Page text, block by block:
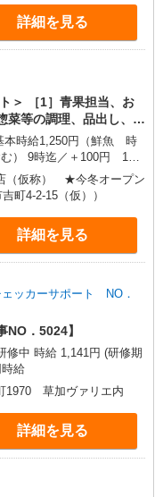
手当／時給100円
★時間帯手当（9:00迄・
100円〜150円UP（店舗
ま市、坂戸市、幸手市、
、草加市、秩父市、鶴ヶ
滑川町、新座市、羽生
、三郷市、皆野町、三芳
寄居町、嵐山町、蕨市 ＜
、太田市、桐生市、高崎
市、前橋市 ＜栃木県
古河市、
、市
柏市、佐倉市、白井市、
、成田市、野田市、船橋
城市、青梅市、小平市、
＞ 小田原
平塚市、藤沢市
詳細を見る
菜等の調理、品出し、レ
2］夜間リーダー ＜
係、庶務
本時給1,250円（鮮魚 時
） 9時迄／＋100円 17
時以降／基本時給＋
降／時給1,931円〜 ※夜
日更に＋100円UP ＜ア
1,250円 17時〜22時迄
／時給1,562円〜（深夜
時間ではありません。募
欄参照
（仮称） ★今冬オープン
町4-2-15（仮））
詳細を見る
ッカーサポート NO．
NO．5024】
修中 時給 1,141円 (研修期
給
1970 草加ヴァリエ内
詳細を見る